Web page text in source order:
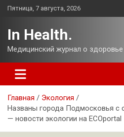
Перейти
Пятница, 7 августа, 2026
In Health.
Медицинский журнал о здоровье
Главная
Экология
Названы города Подмосковья с
— новости экологии на ECOportal